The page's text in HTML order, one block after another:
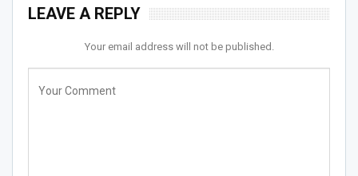
LEAVE A REPLY
Your email address will not be published.